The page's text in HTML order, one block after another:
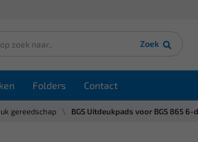
Zoek
Folders Contact
gereedschap BGS Uitdeukpads voor BGS 865 6-